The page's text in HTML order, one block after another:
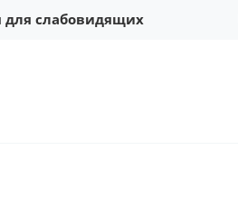
для слабовидящих